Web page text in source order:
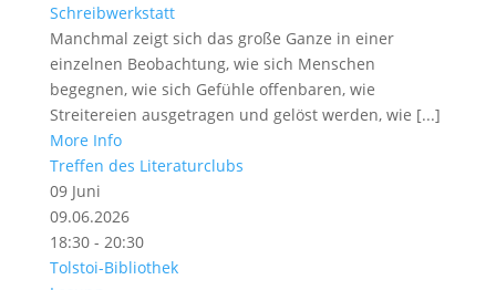
Schreibwerkstatt
Manchmal zeigt sich das große Ganze in einer
einzelnen Beobachtung, wie sich Menschen
begegnen, wie sich Gefühle offenbaren, wie
Streitereien ausgetragen und gelöst werden, wie [...]
More Info
Treffen des Literaturclubs
09 Juni
09.06.2026
18:30 - 20:30
Tolstoi-Bibliothek